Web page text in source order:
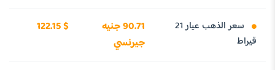
سعر الذهب عيار 21
قيراط
90.71 جنيه
جيرنسي
122.15 $